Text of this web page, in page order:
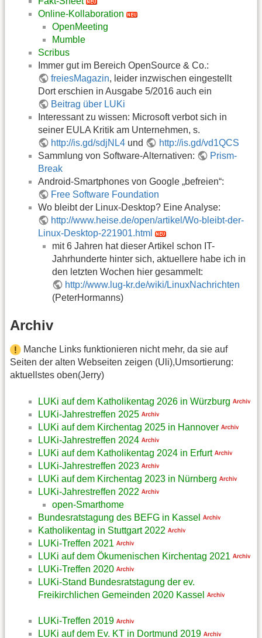
Online-Kollaboration
OpenMeeting
Mumble
Scribus
Immer gut im Bereich OpenSource & Co.:
freiesMagazin, leider inzwischen eingestellt
Dort erschien in Ausgabe 5/2016 auch ein
Beitrag über LUKi
Interessant zu wissen: Microsoft verbot sich in
seiner EULA Kritik am Unternehmen, s.
http://is.gd/sdjNL4 und
http://is.gd/vd1QCS
Sammlung von Software-Alternativen:
Prism-
Break
Android-Smartphones von Google „befreien“:
Free Software Foundation
Wo bleibt der Linux-Desktop? Eine Analyse:
http://www.heise.de/open/artikel/Wo-bleibt-der-
Linux-Desktop-221901.html
mit 6 Jahren hat dieser Artikel schon IT-
Jahrhunderte hinter sich, aktuellere habe ich in
den letzten Wochen hier gesammelt:
http://www.lug-kr.de/wiki/LinuxNachrichten
(PeterHormanns)
Archiv
Manche Links funktionieren nicht mehr, da sie auf
Seiten der alten Webseiten zeigen (Uli),Umsortierung:
aktuellstes oben(Jerry)
LUKi auf dem Katholikentag 2026 in Würzburg
LUKi-Jahrestreffen 2025
LUKi auf dem Kirchentag 2025 in Hannover
LUKi-Jahrestreffen 2024
LUKi auf dem Katholikentag 2024 in Erfurt
LUKi-Jahrestreffen 2023
LUKi auf dem Kirchentag 2023 in Nürnberg
LUKi-Jahrestreffen 2022
open-Smarthome
Bundesratstagung des BEFG in Kassel
Katholikentag in Stuttgart 2022
LUKi-Treffen 2021
LUKi auf dem Ökumenischen Kirchentag 2021
LUKi-Treffen 2020
LUKi-Stand Bundesratstagung der ev.
Freikirchlichen Gemeinden 2020 Kassel
LUKi-Treffen 2019
LUKi auf dem Ev. KT in Dortmund 2019